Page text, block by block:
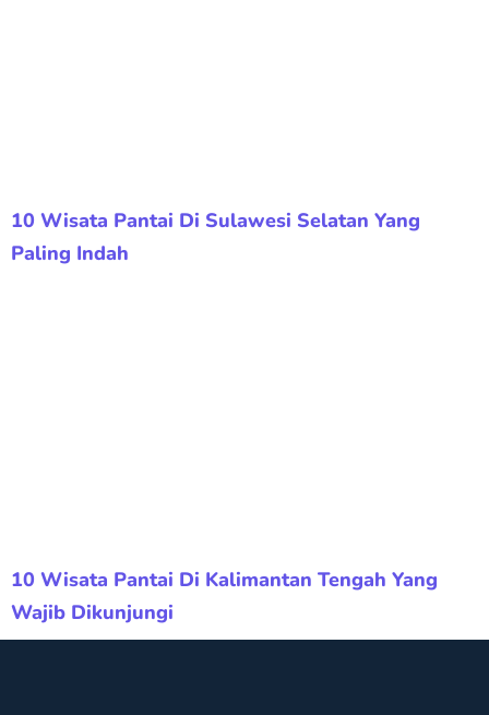
10 Wisata Pantai Di Sulawesi Selatan Yang
Paling Indah
10 Wisata Pantai Di Kalimantan Tengah Yang
Wajib Dikunjungi